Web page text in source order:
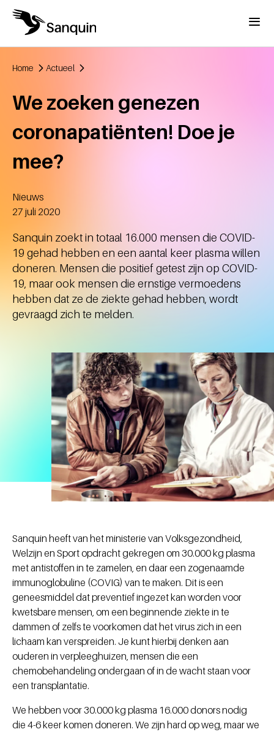
Overslaan en naar de inhoud gaan
Menu
Home Actueel
We zoeken genezen
coronapatiënten! Doe je
mee?
Nieuws
Aangemaakt
27 juli 2020
Sanquin zoekt in totaal 16.000 mensen die COVID-
19 gehad hebben en een aantal keer plasma willen
doneren. Mensen die positief getest zijn op COVID-
19, maar ook mensen die ernstige vermoedens
hebben dat ze de ziekte gehad hebben, wordt
gevraagd zich te melden.
Sanquin heeft van het ministerie van Volksgezondheid,
Welzijn en Sport opdracht gekregen om 30.000 kg plasma
met antistoffen in te zamelen, en daar een zogenaamde
immunoglobuline (COVIG) van te maken. Dit is een
geneesmiddel dat preventief ingezet kan worden voor
kwetsbare mensen, om een beginnende ziekte in te
dammen of zelfs te voorkomen dat het virus zich in een
lichaam kan verspreiden. Je kunt hierbij denken aan
ouderen in verpleeghuizen, mensen die een
chemobehandeling ondergaan of in de wacht staan voor
een transplantatie.
We hebben voor 30.000 kg plasma 16.000 donors nodig
die 4-6 keer komen doneren. We zijn hard op weg, maar we